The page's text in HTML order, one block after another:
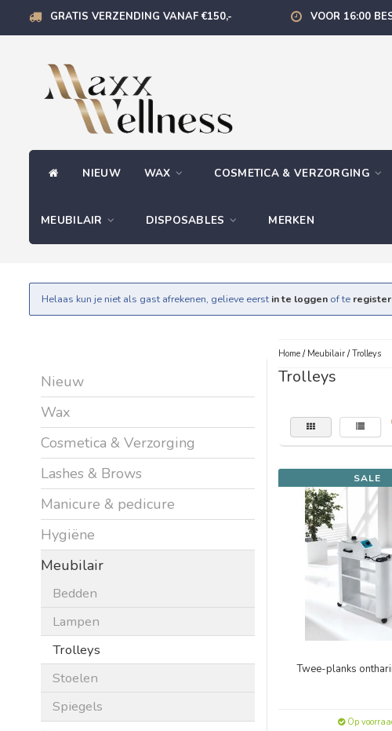
GRATIS VERZENDING VANAF €150,- VOOR 16:00
NIEUW WAX COSMETICA & VERZORGING
MEUBILAIR DISPOSABLES MERKEN
Helaas kun je niet als gast afrekenen, gelieve eerst in te loggen of te
Nieuw
Wax
Cosmetica & Verzorging
Lashes & Brows
Manicure & pedicure
Hygiëne
Meubilair
Bedden
Lampen
Trolleys
Stoelen
Spiegels
Home/ Meubilair/Trolleys
Trolleys
SALE
Twee-planks
Op